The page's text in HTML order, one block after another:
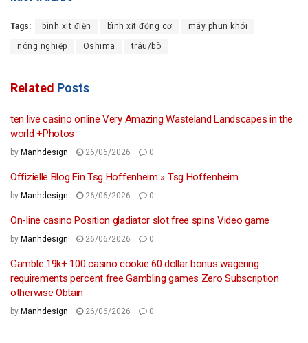
Tags: bình xịt điện bình xịt động cơ máy phun khói
nông nghiệp Oshima trâu/bò
Related Posts
ten live casino online Very Amazing Wasteland Landscapes in the
world +Photos
by Manhdesign 26/06/2026 0
Offizielle Blog Ein Tsg Hoffenheim » Tsg Hoffenheim
by Manhdesign 26/06/2026 0
On-line casino Position gladiator slot free spins Video game
by Manhdesign 26/06/2026 0
Gamble 19k+ 100 casino cookie 60 dollar bonus wagering
requirements percent free Gambling games Zero Subscription
otherwise Obtain
by Manhdesign 26/06/2026 0